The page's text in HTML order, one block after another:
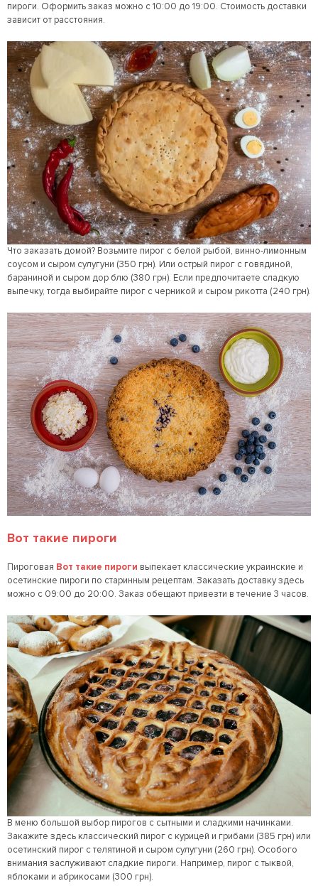
пироги. Оформить заказ можно с 10:00 до 19:00. Стоимость доставки
зависит от расстояния.
Что заказать домой? Возьмите пирог с белой рыбой, винно-лимонным
соусом и сыром сулугуни (350 грн). Или острый пирог с говядиной,
бараниной и сыром дор блю (380 грн). Если предпочитаете сладкую
выпечку, тогда выбирайте пирог с черникой и сыром рикотта (240 грн).
Вот такие пироги
Пироговая Вот такие пироги выпекает классические украинские и
осетинские пироги по старинным рецептам. Заказать доставку здесь
можно с 09:00 до 20:00. Заказ обещают привезти в течение 3 часов.
В меню большой выбор пирогов с сытными и сладкими начинками.
Закажите здесь классический пирог с курицей и грибами (385 грн) или
осетинский пирог с телятиной и сыром сулугуни (260 грн). Особого
внимания заслуживают сладкие пироги. Например, пирог с тыквой,
яблоками и абрикосами (300 грн).